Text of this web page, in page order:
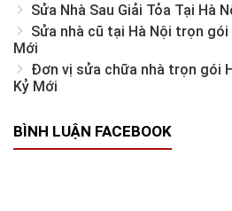
Sửa Nhà Sau Giải Tỏa Tại Hà
Sửa nhà cũ tại Hà Nội trọn gói
Mới
Đơn vị sửa chữa nhà trọn gói
Kỷ Mới
BÌNH LUẬN FACEBOOK